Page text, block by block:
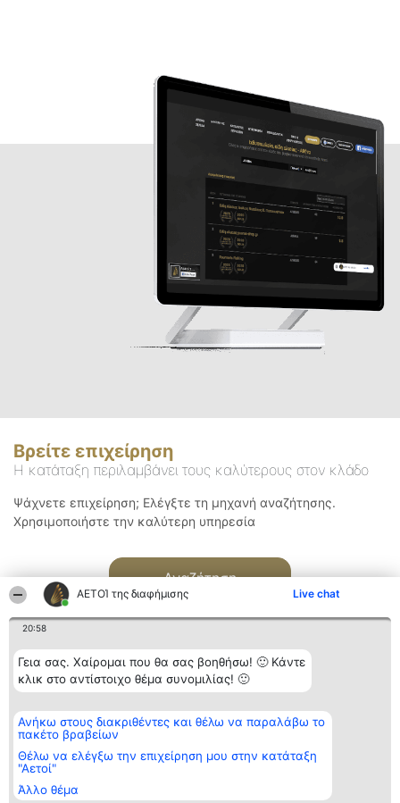
ΑΕΤΟΊ της διαφήμισης Live chat
20:58
Γεια σας. Χαίρομαι που θα σας βοηθήσω! 🙂 Κάντε
κλικ στο αντίστοιχο θέμα συνομιλίας! 🙂
Ανήκω στους διακριθέντες και θέλω να παραλάβω το
πακέτο βραβείων
Θέλω να ελέγξω την επιχείρηση μου στην κατάταξη
"Αετοί"
Άλλο θέμα
Βρείτε επιχείρηση
Η κατάταξη περιλαμβάνει τους καλύτερους στον κλάδο
Ψάχνετε επιχείρηση; Ελέγξτε τη μηχανή αναζήτησης.
Χρησιμοποιήστε την καλύτερη υπηρεσία
Αναζήτηση
Διοργανωτής της
κατάταξης
BEAUTIFUL COMPANY
ΤΗΛ. ΕΠΙΚΟΙΝΩΝΙΑΣ:
2104128019
email:
Κατάταξη
Διακριθέντες
των
διακριθέντων
Επικοινωνία
Επικοινωνία